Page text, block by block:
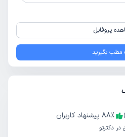
پروفایل
مطب بگیرید
88٪
پیشنهاد کاربران
دکترتو